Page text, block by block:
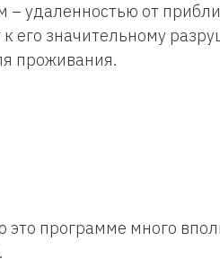
– удаленностью от
его значительному
проживания.
программе много